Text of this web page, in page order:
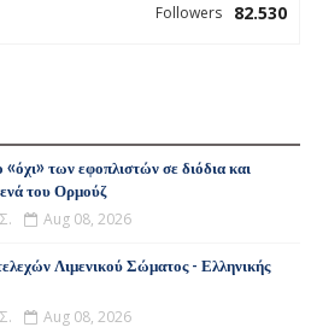
82.530
Followers
«όχι» των εφοπλιστών σε διόδια και
του Ορμούζ
Aug 08, 2026
Λιμενικού Σώματος - Ελληνικής
Aug 08, 2026